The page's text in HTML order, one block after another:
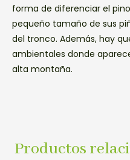
forma de diferenciar el
pequeño tamaño de sus
del tronco. Además, hay
ambientales donde
alta montaña.
Productos